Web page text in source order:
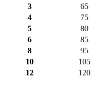
3
65
4
75
5
80
6
85
8
95
10
105
12
120